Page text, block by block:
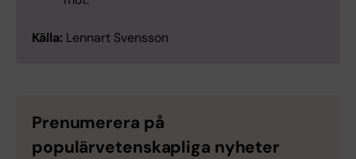
Källa: Lennart Svensson
Prenumerera på
populärvetenskapliga nyheter